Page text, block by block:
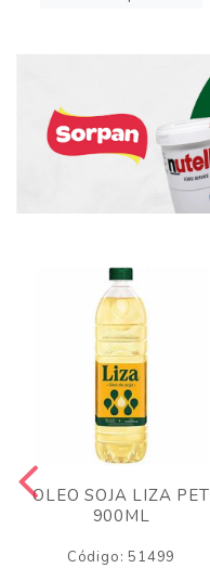
OLEO SOJA LIZA PET
900ML
Código: 51499